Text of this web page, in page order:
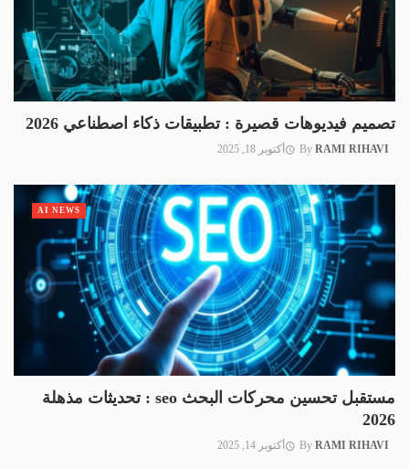
تصميم فيديوهات قصيرة : تطبيقات ذكاء اصطناعي 2026
By RAMI RIHAVI أكتوبر 18, 2025
مستقبل تحسين محركات البحث seo : تحديثات مذهلة
2026
By RAMI RIHAVI أكتوبر 14, 2025
AI NEWS